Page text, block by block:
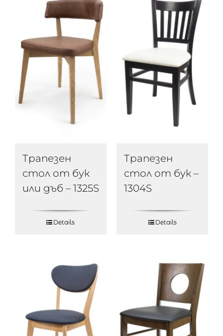
Трапезен
стол от бук
или дъб – 1325S
Details
Трапезен
стол от бук –
1304S
Details